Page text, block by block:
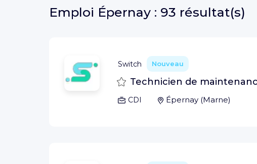
Emploi Épernay : 93 résultat(s)
Switch Nouveau
Sauvegarder
Technicien de
CDI Épernay(Marne)